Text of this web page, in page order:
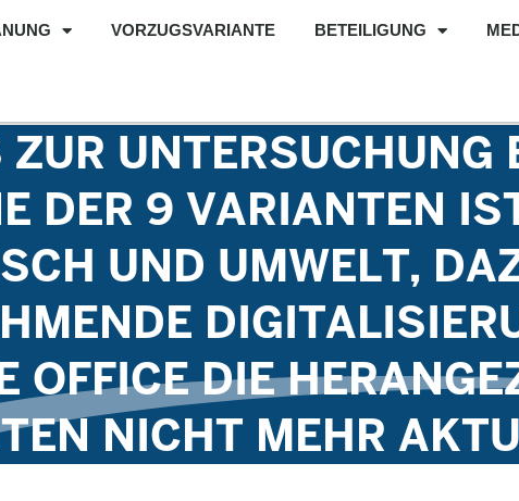
VORZUGSVARIANTE BETEILIGUNG
UNTERSUCHUNG
DER 9 VARIANTEN
UND UMWELT,
OFFICE DIE
NICHT MEHR